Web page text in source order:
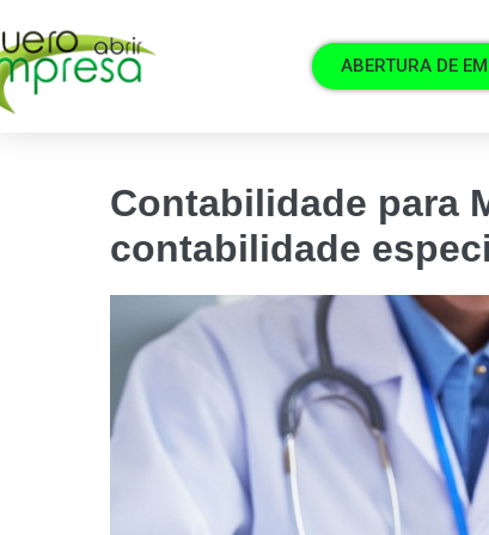
ABERTURA DE
Contabilidade para
contabilidade